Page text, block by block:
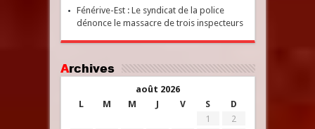
Fénérive-Est : Le syndicat de la police
dénonce le massacre de trois inspecteurs
Archives
août 2026
L
M M J V S D
1
2